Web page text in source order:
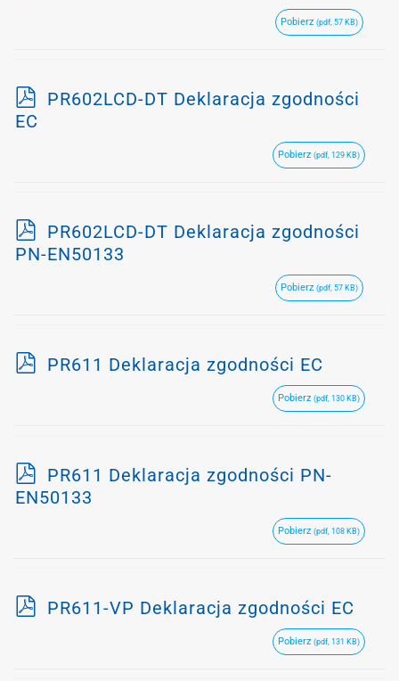
Pobierz (pdf, 57 KB)
pPR602LCD-DT Deklaracja zgodności
EC
Pobierz (pdf, 129 KB)
p
d
PR602LCD-DT Deklaracja zgodności
PN-EN50133
Pobierz (pdf, 57 KB)
pPR611 Deklaracja zgodności EC
Pobierz (pdf, 130 KB)
p
d
PR611 Deklaracja zgodności PN-
EN50133
Pobierz (pdf, 108 KB)
pPR611-VP Deklaracja zgodności EC
Pobierz (pdf, 131 KB)